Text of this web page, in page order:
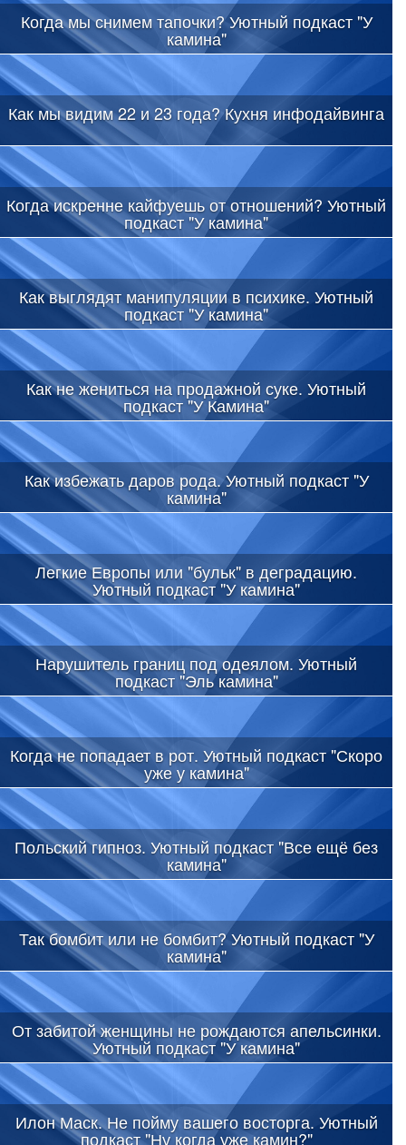
Когда мы снимем тапочки? Уютный подкаст "У
камина"
Как мы видим 22 и 23 года? Кухня инфодайвинга
Когда искренне кайфуешь от отношений? Уютный
подкаст "У камина"
Как выглядят манипуляции в психике. Уютный
подкаст "У камина"
Как не жениться на продажной суке. Уютный
подкаст "У Камина"
Как избежать даров рода. Уютный подкаст "У
камина"
Легкие Европы или "бульк" в деградацию.
Уютный подкаст "У камина"
Нарушитель границ под одеялом. Уютный
подкаст "Эль камина"
Когда не попадает в рот. Уютный подкаст "Скоро
уже у камина"
Польский гипноз. Уютный подкаст "Все ещё без
камина"
Так бомбит или не бомбит? Уютный подкаст "У
камина"
От забитой женщины не рождаются апельсинки.
Уютный подкаст "У камина"
Илон Маск. Не пойму вашего восторга. Уютный
подкаст "Ну когда уже камин?"